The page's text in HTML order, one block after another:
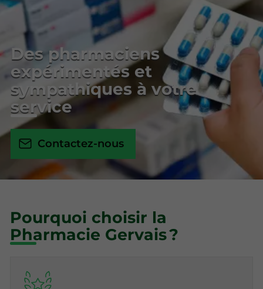
Des pharmaciens
expérimentés et
sympathiques à votre
service
Contactez-nous
Pourquoi choisir la
Pharmacie Gervais ?